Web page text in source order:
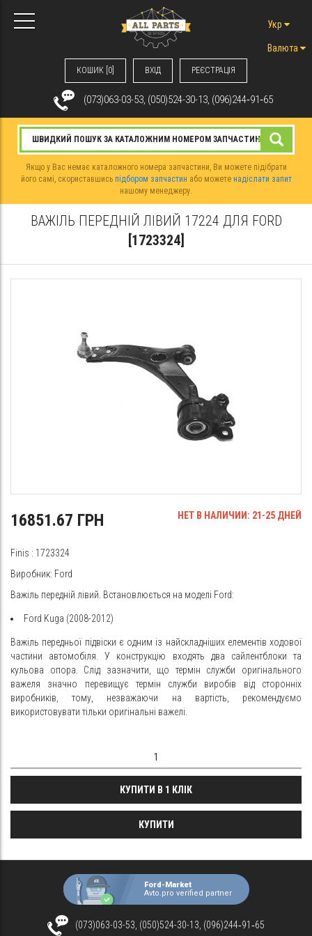
КОШИК [0] ВХIД РЕЄСТРАЦІЯ
Укр
Валюта
(073)063-03-53, (050)524-30-13, (096)244‑91‑65
Якщо у Вас немає каталожного номера запчастини, Ви можете підібрати
його самі, скориставшись підбором запчастин або можете надіслати запит
нашому менеджеру.
ВАЖІЛЬ ПЕРЕДНІЙ ЛІВИЙ 17224 ДЛЯ FORD
[1723324]
16851.67 ГРН НЕТ В НАЛИЧИИ: 21-25 ДНЕЙ
Finis : 1723324
Виробник: Ford
Важіль передній лівий. Встановлюється на моделі Ford:
Ford Kuga (2008-2012)
Важіль передньої підвіски є одним із найскладніших елементів ходової
частини автомобіля. У конструкцію входять два сайлентблоки та
кульова опора. Слід зазначити, що термін служби оригінального
важеля значно перевищує термін служби виробів від сторонніх
виробників, тому, незважаючи на вартість, рекомендуємо
використовувати тільки оригінальні важелі.
КУПИТИ В 1 КЛІК
КУПИТИ
Ford-Market
Avto.pro verified partner
(073)063-03-53, (050)524-30-13, (096)244‑91‑65